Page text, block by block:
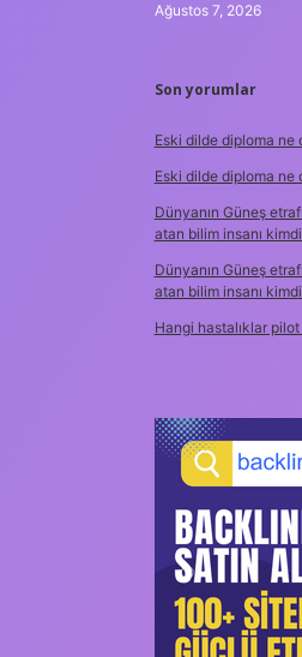
Ağustos 7, 2026
Son yorumlar
Eski dilde diploma ne
Eski dilde diploma ne
Dünyanın Güneş
atan bilim insanı
Dünyanın Güneş
atan bilim insanı
Hangi hastalıklar